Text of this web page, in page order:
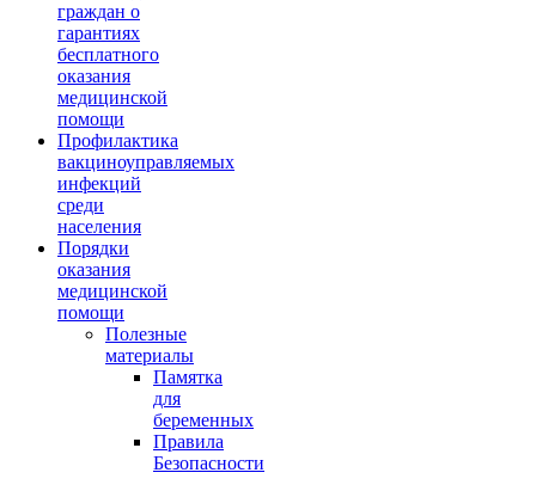
граждан о
гарантиях
бесплатного
оказания
медицинской
помощи
Профилактика
вакциноуправляемых
инфекций
среди
населения
Порядки
оказания
медицинской
помощи
Полезные
материалы
Памятка
для
беременных
Правила
Безопасности